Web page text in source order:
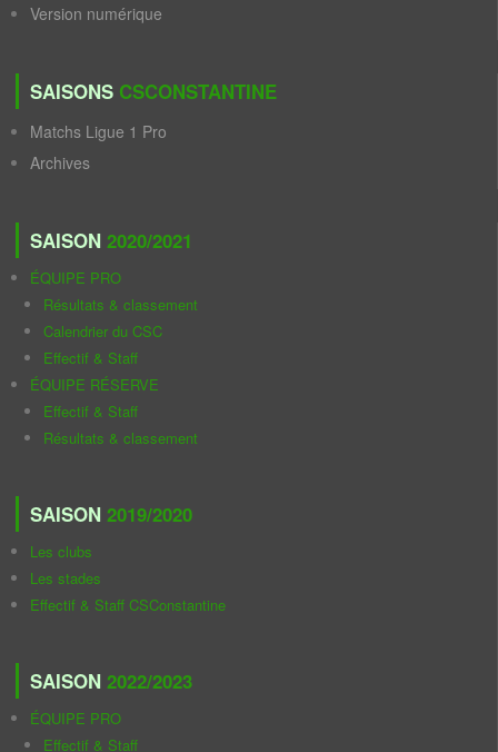
Version numérique
SAISONS CSCONSTANTINE
Matchs Ligue 1 Pro
Archives
SAISON 2020/2021
ÉQUIPE PRO
Résultats & classement
Calendrier du CSC
Effectif & Staff
ÉQUIPE RÉSERVE
Effectif & Staff
Résultats & classement
SAISON 2019/2020
Les clubs
Les stades
Effectif & Staff CSConstantine
SAISON 2022/2023
ÉQUIPE PRO
Effectif & Staff